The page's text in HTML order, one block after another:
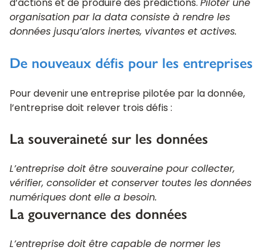
d’actions et de produire des prédictions. Piloter une
organisation par la data consiste à rendre les
données jusqu’alors inertes, vivantes et actives.
De nouveaux défis pour les entreprises
Pour devenir une entreprise pilotée par la donnée,
l’entreprise doit relever trois défis :
La souveraineté sur les données
L’entreprise doit être souveraine pour collecter,
vérifier, consolider et conserver toutes les données
numériques dont elle a besoin.
La gouvernance des données
L’entreprise doit être capable de normer les